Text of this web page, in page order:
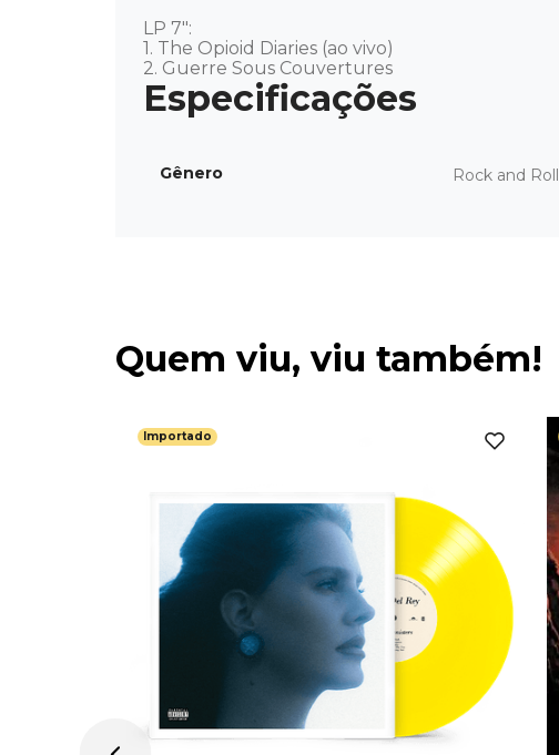
LP 7":
1. The Opioid Diaries (ao vivo)
2. Guerre Sous Couvertures
Gênero Rock and Roll
Quem viu, viu também!
Importado